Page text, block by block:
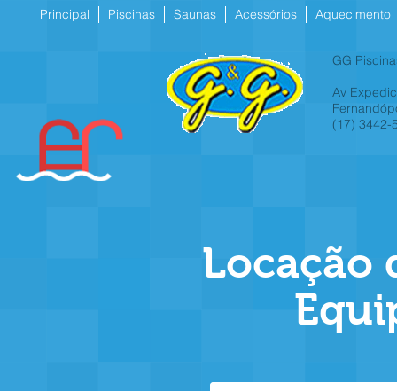
Principal Piscinas Saunas Acessórios Aquecimento
GG
Av
(17) 3442-
Locação